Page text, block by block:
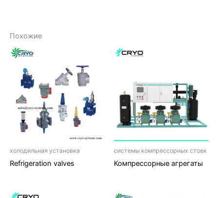
Похожие
холодильная установка
Refrigeration valves
системы компрессорных стоек
Компрессорные агрегаты